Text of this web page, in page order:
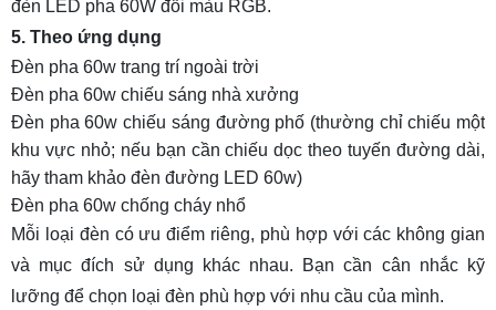
đèn LED pha 60W đổi màu RGB.
5. Theo ứng dụng
Đèn pha 60w trang trí ngoài trời
Đèn pha 60w chiếu sáng nhà xưởng
Đèn pha 60w chiếu sáng đường phố (thường chỉ chiếu một
khu vực nhỏ; nếu bạn cần chiếu dọc theo tuyến đường dài,
hãy tham khảo đèn đường LED 60w)
Đèn pha 60w chống cháy nhổ
Mỗi loại đèn có ưu điểm riêng, phù hợp với các không gian
và mục đích sử dụng khác nhau. Bạn cần cân nhắc kỹ
lưỡng để chọn loại đèn phù hợp với nhu cầu của mình.